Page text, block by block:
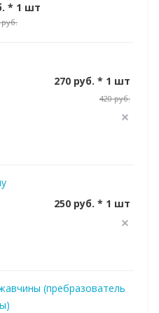
* 1 шт
руб.
270 руб. * 1 шт
420 руб.
250 руб. * 1 шт
(пребразователь